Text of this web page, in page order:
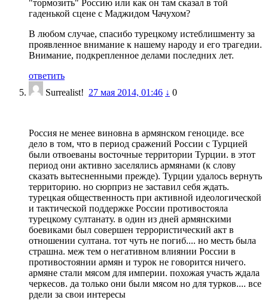
"тормозить" Россию или как он там сказал в той
гаденькой сцене с Маджидом Чачухом?
В любом случае, спасибо турецкому истеблишменту за
проявленное внимание к нашему народу и его трагедии.
Внимание, подкрепленное делами последних лет.
ответить
Surrealist! 27 мая 2014, 01:46 ↓ 0
Россия не менее виновна в армянском геноциде. все
дело в том, что в период сражений России с Турцией
были отвоеваны восточные территории Турции. в этот
период они активно заселялись армянами (к слову
сказать вытесненными прежде). Турции удалось вернуть
территорию. но сюрприз не заставил себя ждать.
турецкая общественность при активной идеологической
и тактической поддержке России противостояла
турецкому султанату. в один из дней армянскими
боевиками был совершен террористический акт в
отношении султана. тот чуть не погиб.... но месть была
страшна. меж тем о негативном влиянии России в
противостоянии армян и турок не говорится ничего.
армяне стали мясом для империи. похожая участь ждала
черкесов. да только они были мясом но для турков.... все
рдели за свои интересы